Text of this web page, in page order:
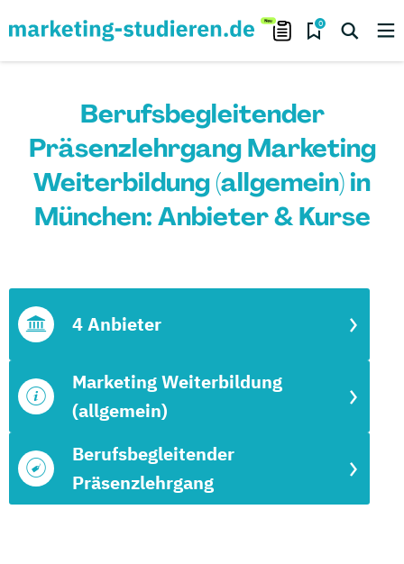
0
Berufsbegleitender
Präsenzlehrgang Marketing
Weiterbildung (allgemein) in
München: Anbieter & Kurse
Berufsbegleitender
Präsenzlehrgang
Marketing Weiterbildung
(allgemein)
4 Anbieter